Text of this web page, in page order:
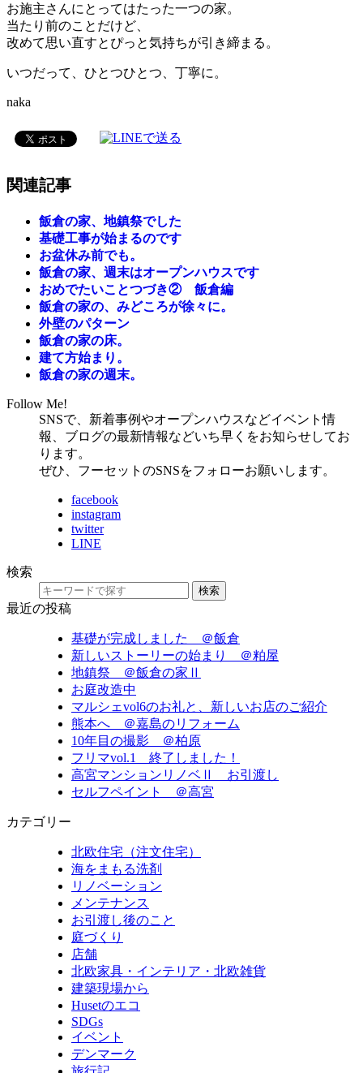
お施主さんにとってはたった一つの家。
当たり前のことだけど、
改めて思い直すとぴっと気持ちが引き締まる。
いつだって、ひとつひとつ、丁寧に。
naka
関連記事
飯倉の家、地鎮祭でした
基礎工事が始まるのです
お盆休み前でも。
飯倉の家、週末はオープンハウスです
おめでたいことつづき② 飯倉編
飯倉の家の、みどころが徐々に。
外壁のパターン
飯倉の家の床。
建て方始まり。
飯倉の家の週末。
Follow Me!
SNSで、新着事例やオープンハウスなどイベント情
報、ブログの最新情報などいち早くをお知らせしてお
ります。
ぜひ、フーセットのSNSをフォローお願いします。
facebook
instagram
twitter
LINE
検索
検索
最近の投稿
基礎が完成しました ＠飯倉
新しいストーリーの始まり ＠粕屋
地鎮祭 ＠飯倉の家Ⅱ
お庭改造中
マルシェvol6のお礼と、新しいお店のご紹介
熊本へ ＠嘉島のリフォーム
10年目の撮影 ＠柏原
フリマvol.1 終了しました！
高宮マンションリノベⅡ お引渡し
セルフペイント ＠高宮
カテゴリー
北欧住宅（注文住宅）
海をまもる洗剤
リノベーション
メンテナンス
お引渡し後のこと
庭づくり
店舗
北欧家具・インテリア・北欧雑貨
建築現場から
Husetのエコ
SDGs
イベント
デンマーク